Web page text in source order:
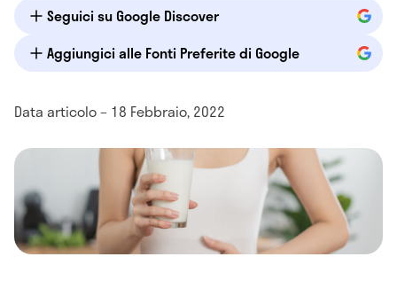
Seguici su Google Discover
Aggiungici alle Fonti Preferite di Google
Data articolo – 18 Febbraio, 2022